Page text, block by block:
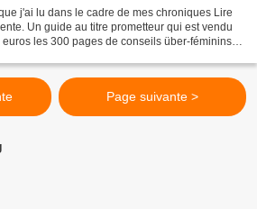
j'ai lu dans le cadre de mes chroniques Lire
Un guide au titre prometteur qui est vendu
les 300 pages de conseils über-féminins!
Page suivante >